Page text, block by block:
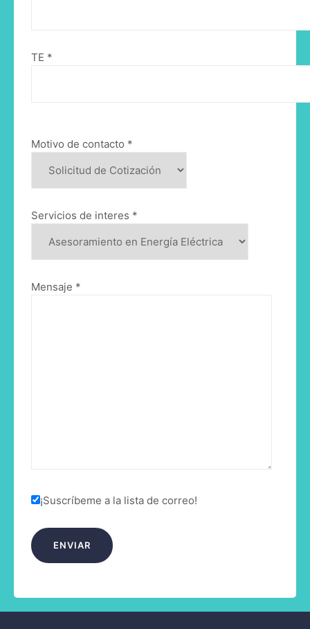
TE *
Motivo de contacto *
Servicios de interes *
Mensaje *
¡Suscríbeme a la lista de correo!